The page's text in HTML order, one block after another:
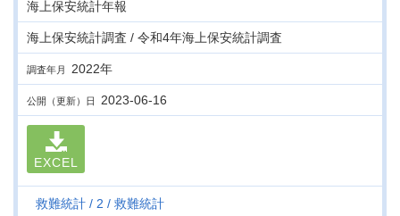
海上保安統計年報
海上保安統計調査 / 令和4年海上保安統計調査
調査年月 2022年
公開（更新）日 2023-06-16
EXCEL
救難統計 2 救難統計